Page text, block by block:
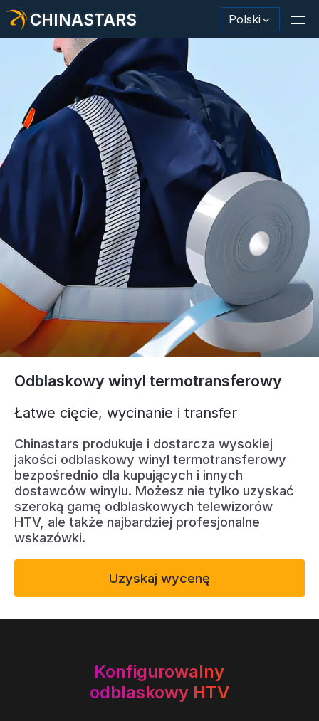
CHINASTARS Polski
Materiał odblaskowy/taśma
Modna tkanina odblaskowa
Odzież ochronna
Materiał świecący w ciemności
Przemysłowe mycie wykończeniowe
Informacje o CHINASTARS
Nowy produkt
Certyfikat
Katalog
Wideo
Kontakt
Odblaskowy winyl termotransferowy
Łatwe cięcie, wycinanie i transfer
Chinastars produkuje i dostarcza wysokiej
jakości odblaskowy winyl termotransferowy
bezpośrednio dla kupujących i innych
dostawców winylu. Możesz nie tylko uzyskać
szeroką gamę odblaskowych telewizorów
HTV, ale także najbardziej profesjonalne
wskazówki.
Uzyskaj wycenę
Konfigurowalny
odblaskowy HTV